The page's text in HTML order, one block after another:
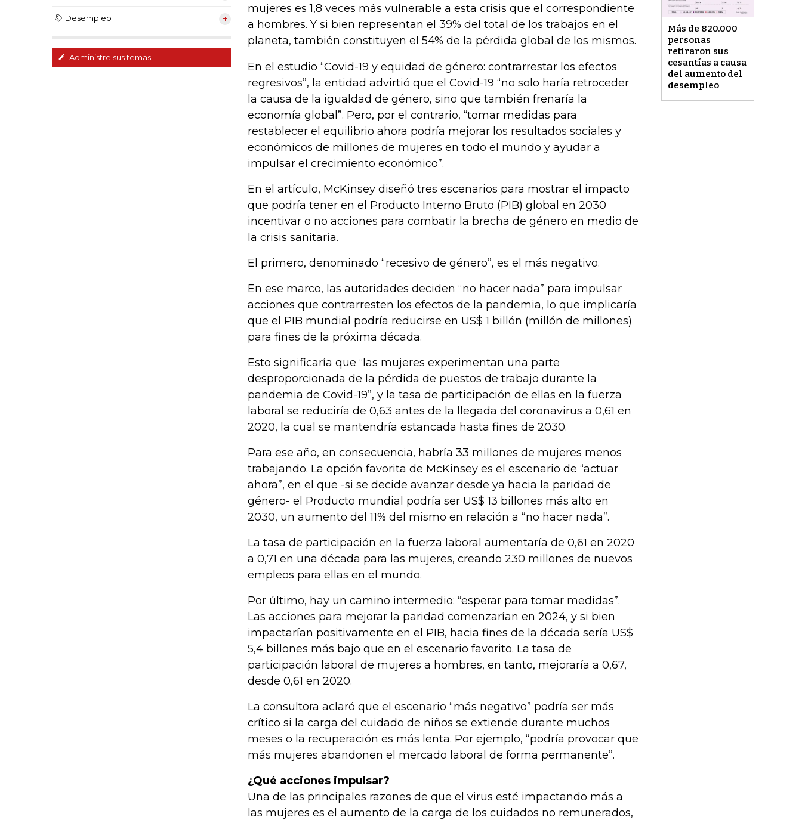
Desempleo
Administre sus temas
Más de 820.000
personas
retiraron sus
cesantías a causa
del aumento del
desempleo
mujeres es 1,8 veces más vulnerable a esta crisis que el correspondiente
a hombres. Y si bien representan el 39% del total de los trabajos en el
planeta, también constituyen el 54% de la pérdida global de los mismos.
En el estudio “Covid-19 y equidad de género: contrarrestar los efectos
regresivos”, la entidad advirtió que el Covid-19 “no solo haría retroceder
la causa de la igualdad de género, sino que también frenaría la
economía global”. Pero, por el contrario, “tomar medidas para
restablecer el equilibrio ahora podría mejorar los resultados sociales y
económicos de millones de mujeres en todo el mundo y ayudar a
impulsar el crecimiento económico”.
En el artículo, McKinsey diseñó tres escenarios para mostrar el impacto
que podría tener en el Producto Interno Bruto (PIB) global en 2030
incentivar o no acciones para combatir la brecha de género en medio de
la crisis sanitaria.
El primero, denominado “recesivo de género”, es el más negativo.
En ese marco, las autoridades deciden “no hacer nada” para impulsar
acciones que contrarresten los efectos de la pandemia, lo que implicaría
que el PIB mundial podría reducirse en US$ 1 billón (millón de millones)
para fines de la próxima década.
Esto significaría que “las mujeres experimentan una parte
desproporcionada de la pérdida de puestos de trabajo durante la
pandemia de Covid-19”, y la tasa de participación de ellas en la fuerza
laboral se reduciría de 0,63 antes de la llegada del coronavirus a 0,61 en
2020, la cual se mantendría estancada hasta fines de 2030.
Para ese año, en consecuencia, habría 33 millones de mujeres menos
trabajando. La opción favorita de McKinsey es el escenario de “actuar
ahora”, en el que -si se decide avanzar desde ya hacia la paridad de
género- el Producto mundial podría ser US$ 13 billones más alto en
2030, un aumento del 11% del mismo en relación a “no hacer nada”.
La tasa de participación en la fuerza laboral aumentaría de 0,61 en 2020
a 0,71 en una década para las mujeres, creando 230 millones de nuevos
empleos para ellas en el mundo.
Por último, hay un camino intermedio: “esperar para tomar medidas”.
Las acciones para mejorar la paridad comenzarían en 2024, y si bien
impactarían positivamente en el PIB, hacia fines de la década sería US$
5,4 billones más bajo que en el escenario favorito. La tasa de
participación laboral de mujeres a hombres, en tanto, mejoraría a 0,67,
desde 0,61 en 2020.
La consultora aclaró que el escenario “más negativo” podría ser más
crítico si la carga del cuidado de niños se extiende durante muchos
meses o la recuperación es más lenta. Por ejemplo, “podría provocar que
más mujeres abandonen el mercado laboral de forma permanente”.
¿Qué acciones impulsar?
Una de las principales razones de que el virus esté impactando más a
las mujeres es el aumento de la carga de los cuidados no remunerados,